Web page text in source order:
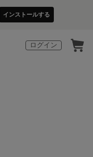
インストールする
ログイン